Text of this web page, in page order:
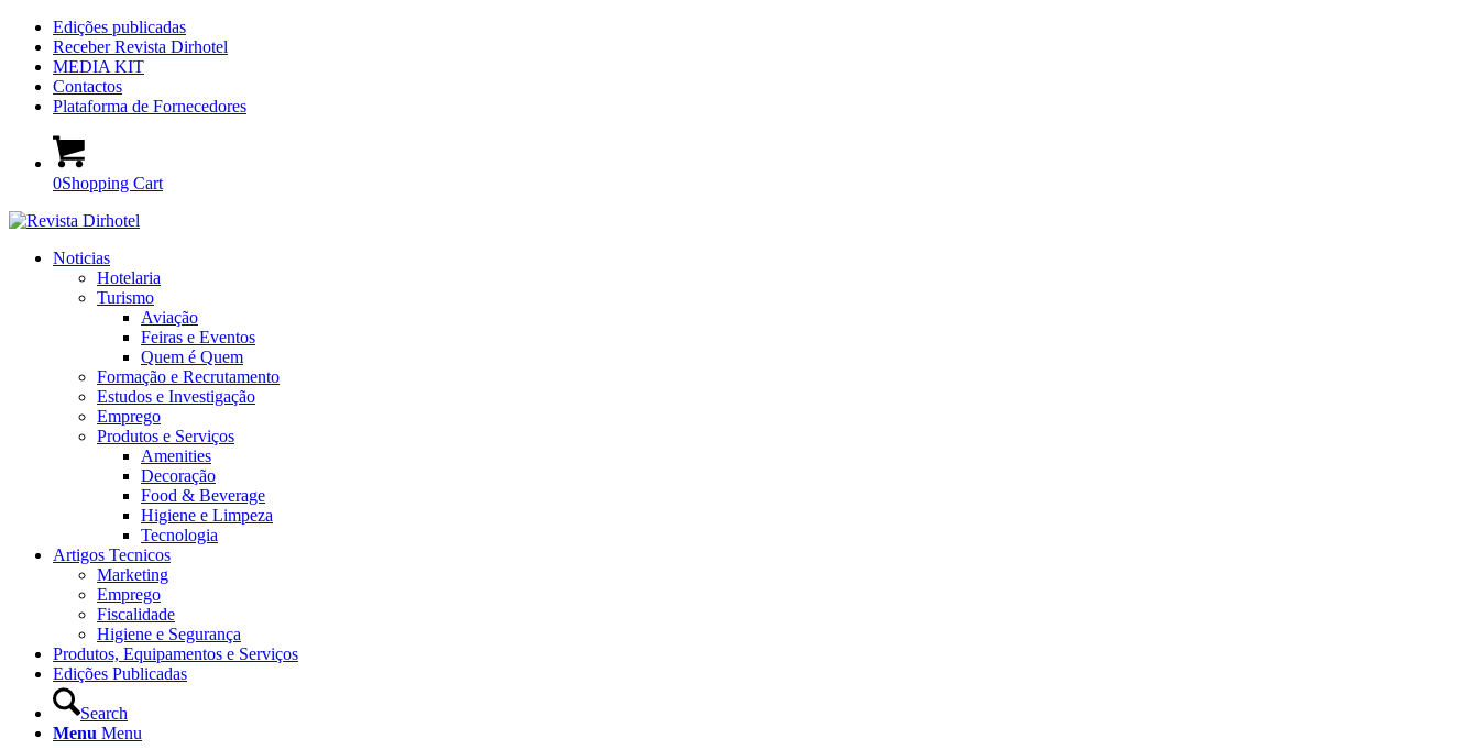
Edições publicadas
Receber Revista Dirhotel
MEDIA KIT
Contactos
Plataforma de Fornecedores
0Shopping Cart
Noticias
Hotelaria
Turismo
Aviação
Feiras e Eventos
Quem é Quem
Formação e Recrutamento
Estudos e Investigação
Emprego
Produtos e Serviços
Amenities
Decoração
Food & Beverage
Higiene e Limpeza
Tecnologia
Artigos Tecnicos
Marketing
Emprego
Fiscalidade
Higiene e Segurança
Produtos, Equipamentos e Serviços
Edições Publicadas
Search
Menu Menu